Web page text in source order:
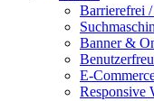
Barrierefrei
Banner &
E-
Responsive